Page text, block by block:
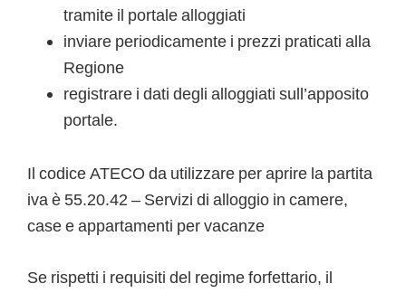
tramite il portale alloggiati
inviare periodicamente i prezzi praticati alla
Regione
registrare i dati degli alloggiati sull’apposito
portale.
Il codice ATECO da utilizzare per aprire la partita
iva è 55.20.42 – Servizi di alloggio in camere,
case e appartamenti per vacanze
Se rispetti i requisiti del regime forfettario, il